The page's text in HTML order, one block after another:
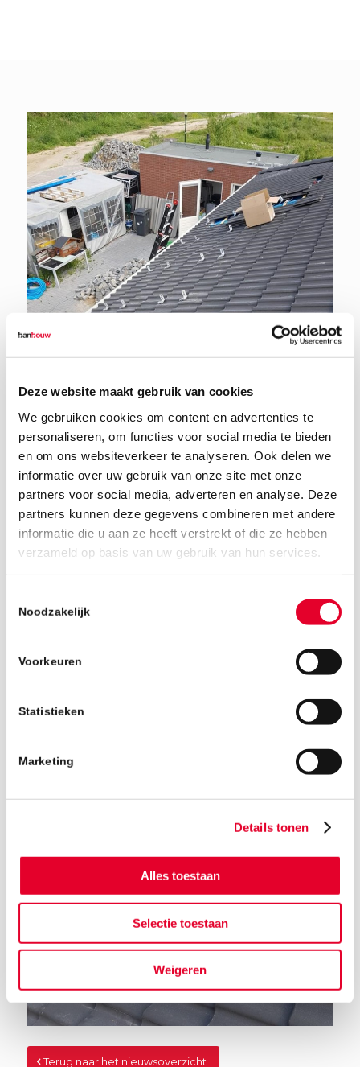
Deze website maakt gebruik van cookies
We gebruiken cookies om content en advertenties te
personaliseren, om functies voor social media te bieden
en om ons websiteverkeer te analyseren. Ook delen we
informatie over uw gebruik van onze site met onze
partners voor social media, adverteren en analyse. Deze
partners kunnen deze gegevens combineren met andere
informatie die u aan ze heeft verstrekt of die ze hebben
verzameld op basis van uw gebruik van hun services.
Noodzakelijk
Voorkeuren
Statistieken
Marketing
Details tonen
Alles toestaan
Selectie toestaan
Weigeren
21 juni 2019
Terug naar het nieuwsoverzicht